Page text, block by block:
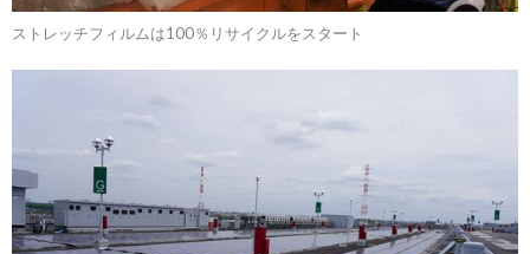
ストレッチフィルムは100％リサイクルをスタート